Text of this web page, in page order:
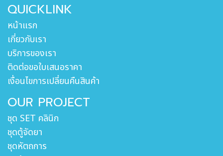
QUICKLINK
หน้าแรก
เกี่ยวกับเรา
บริการของเรา
ติดต่อขอใบเสนอราคา
เงื่อนไขการเปลี่ยนคืนสินค้า
OUR PROJECT
ชุด SET คลินิก
ชุดตู้จัดยา
ชุดหัตถการ